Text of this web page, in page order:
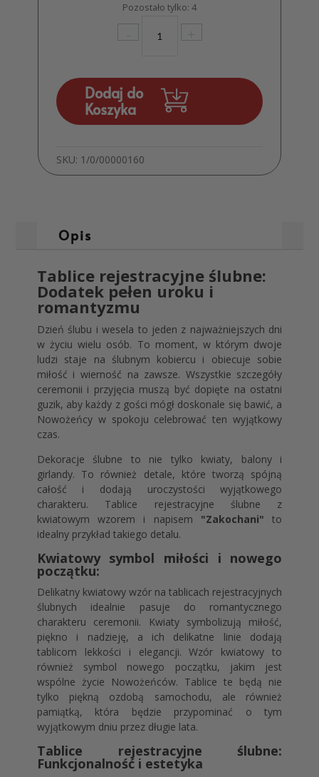
Pozostało tylko: 4
-
Ślubna
ramki
rejestracyjnej
MD04.1
+
Dodaj do
Koszyka
SKU: 1/0/00000160
Opis
Tablice rejestracyjne ślubne:
Dodatek pełen uroku i
romantyzmu
Dzień ślubu i wesela to jeden z najważniejszych dni
w życiu wielu osób. To moment, w którym dwoje
ludzi staje na ślubnym kobiercu i obiecuje sobie
miłość i wierność na zawsze. Wszystkie szczegóły
ceremonii i przyjęcia muszą być dopięte na ostatni
guzik, aby każdy z gości mógł doskonale się bawić, a
Nowożeńcy w spokoju celebrować ten wyjątkowy
czas.
Dekoracje ślubne to nie tylko kwiaty, balony i
girlandy. To również detale, które tworzą spójną
całość i dodają uroczystości wyjątkowego
charakteru. Tablice rejestracyjne ślubne z
kwiatowym wzorem i napisem "Zakochani" to
idealny przykład takiego detalu.
Kwiatowy symbol miłości i nowego
początku:
Delikatny kwiatowy wzór na tablicach rejestracyjnych
ślubnych idealnie pasuje do romantycznego
charakteru ceremonii. Kwiaty symbolizują miłość,
piękno i nadzieję, a ich delikatne linie dodają
tablicom lekkości i elegancji. Wzór kwiatowy to
również symbol nowego początku, jakim jest
wspólne życie Nowożeńców. Tablice te będą nie
tylko piękną ozdobą samochodu, ale również
pamiątką, która będzie przypominać o tym
wyjątkowym dniu przez długie lata.
Tablice rejestracyjne ślubne:
Funkcjonalność i estetyka